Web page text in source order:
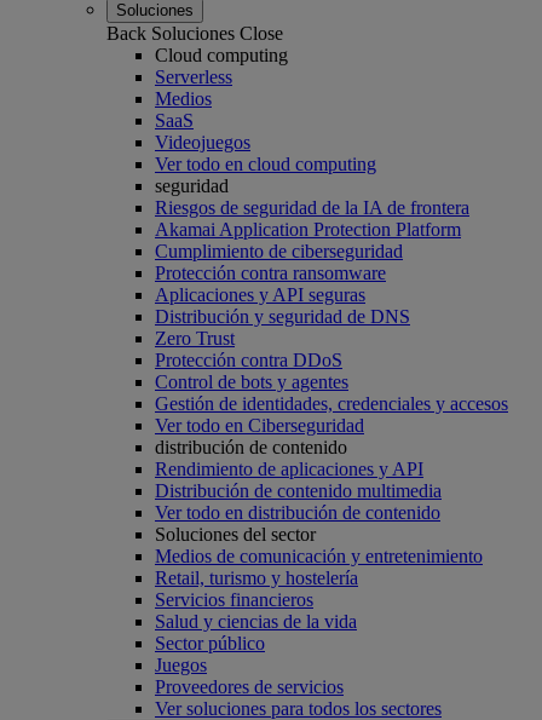
Soluciones
Back Soluciones Close
Cloud computing
Serverless
Medios
SaaS
Videojuegos
Ver todo en cloud computing
seguridad
Riesgos de seguridad de la IA de frontera
Akamai Application Protection Platform
Cumplimiento de ciberseguridad
Protección contra ransomware
Aplicaciones y API seguras
Distribución y seguridad de DNS
Zero Trust
Protección contra DDoS
Control de bots y agentes
Gestión de identidades, credenciales y accesos
Ver todo en Ciberseguridad
distribución de contenido
Rendimiento de aplicaciones y API
Distribución de contenido multimedia
Ver todo en distribución de contenido
Soluciones del sector
Medios de comunicación y entretenimiento
Retail, turismo y hostelería
Servicios financieros
Salud y ciencias de la vida
Sector público
Juegos
Proveedores de servicios
Ver soluciones para todos los sectores